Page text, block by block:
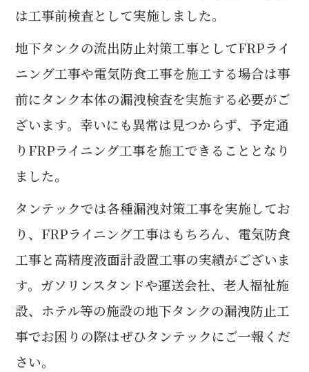
は工事前検査として実施しました。
地下タンクの流出防止対策工事としてFRPライ
ニング工事や電気防食工事を施工する場合は事
前にタンク本体の漏洩検査を実施する必要がご
ざいます。幸いにも異常は見つからず、予定通
りFRPライニング工事を施工できることとなり
ました。
タンテックでは各種漏洩対策工事を実施してお
り、 FRPライニング工事はもちろん、電気防食
工事と高精度液面計設置工事の実績がございま
す。ガソリンスタンドや運送会社、老人福祉施
設、ホテル等の施設の地下タンクの漏洩防止工
事でお困りの際はぜひタンテックにご一報くだ
さい。